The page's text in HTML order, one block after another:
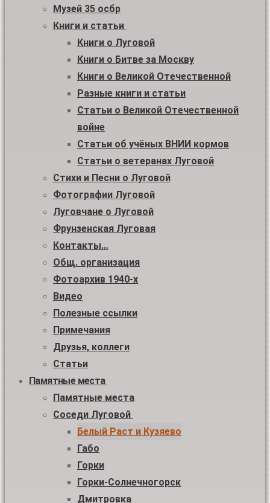
Музей 35 осбр
Книги и статьи
Книги о Луговой
Книги о Битве за Москву
Книги о Великой Отечественной
Разные книги и статьи
Статьи о Великой Отечественной
войне
Статьи об учёных ВНИИ кормов
Статьи о ветеранах Луговой
Стихи и Песни о Луговой
Фотографии Луговой
Луговчане о Луговой
Фрунзенская Луговая
Контакты…
Общ. организация
Фотоархив 1940-х
Видео
Полезные ссылки
Примечания
Друзья, коллеги
Статьи
Памятные места
Памятные места
Соседи Луговой
Белый Раст и Кузяево
Габо
Горки
Горки-Солнечногорск
Дмитровка